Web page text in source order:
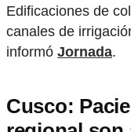
Edificaciones de
canales de
informó Jornada.
Cusco: